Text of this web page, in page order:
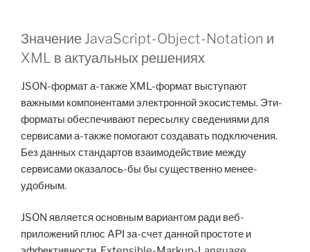
Значение JavaScript-Object-Notation и
XML в актуальных решениях
JSON-формат а-также XML-формат выступают
важными компонентами электронной экосистемы. Эти-
форматы обеспечивают пересылку сведениями для
сервисами а-также помогают создавать подключения.
Без данных стандартов взаимодействие между
сервисами оказалось-бы бы существенно менее-
удобным.
JSON является основным вариантом ради веб-
приложений плюс API за-счет данной простоте и